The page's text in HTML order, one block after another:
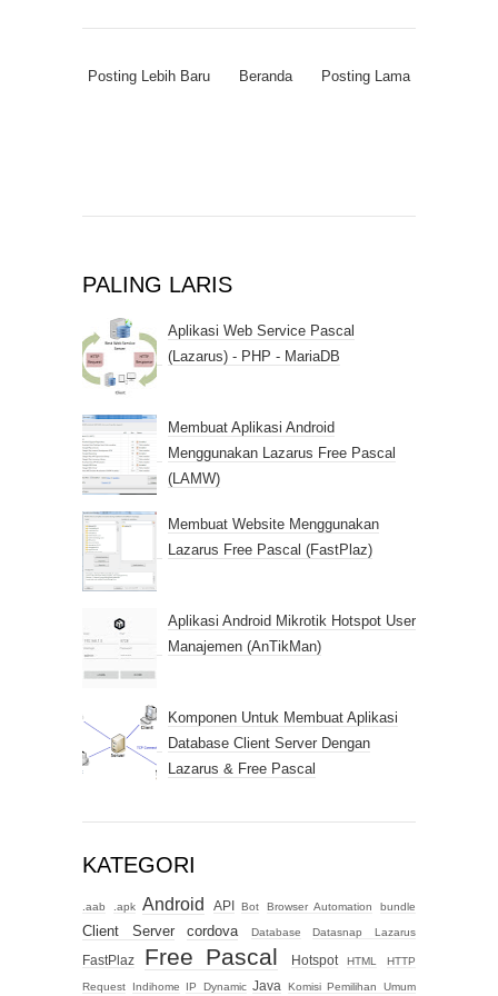
Posting Lebih Baru Posting Lama
Beranda
PALING LARIS
Aplikasi Web Service Pascal
(Lazarus) - PHP - MariaDB
Membuat Aplikasi Android
Menggunakan Lazarus Free Pascal
(LAMW)
Membuat Website Menggunakan
Lazarus Free Pascal (FastPlaz)
Aplikasi Android Mikrotik Hotspot User
Manajemen (AnTikMan)
Komponen Untuk Membuat Aplikasi
Database Client Server Dengan
Lazarus & Free Pascal
KATEGORI
.aab .apk Android API Bot Browser Automation bundle
Client Server cordova Database Datasnap Lazarus
FastPlaz Free Pascal Hotspot HTML HTTP
Request Indihome IP Dynamic Java Komisi Pemilihan Umum